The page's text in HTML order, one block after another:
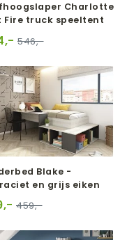
Charlotte
Fire truck speeltent
546,-
Blake -
en grijs eiken
459,-